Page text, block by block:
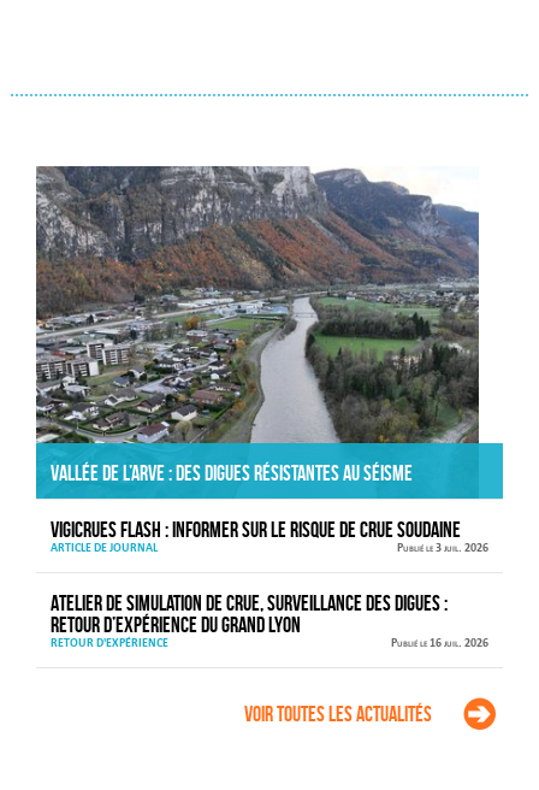
Vallée de l’Arve : des digues résistantes au séisme
VIGICRUES FLASH : informer sur le risque de crue soudaine
ARTICLE DE JOURNAL Publié le 3 juil. 2026
Atelier de simulation de crue, surveillance des digues :
retour d’expérience du Grand Lyon
RETOUR D'EXPÉRIENCE Publié le 16 juil. 2026
Voir toutes les actualités